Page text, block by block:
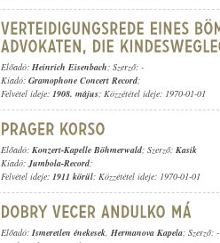
Előadó: Heinrich Eisenbach; Szerző: -
Kiadó: Gramophone Concert Record;
Felvétel ideje: 1908. május; Közzététel ideje: 1970-01-01
Előadó: Konzert-Kapelle Böhmerwald; Szerző: Kasik
Kiadó:Jumbola-Record;
Felvétel ideje: 1911 körül; Közzététel ideje: 1970-01-01
Előadó: Ismeretlen énekesek, Hermanova Kapela; Szerző: -